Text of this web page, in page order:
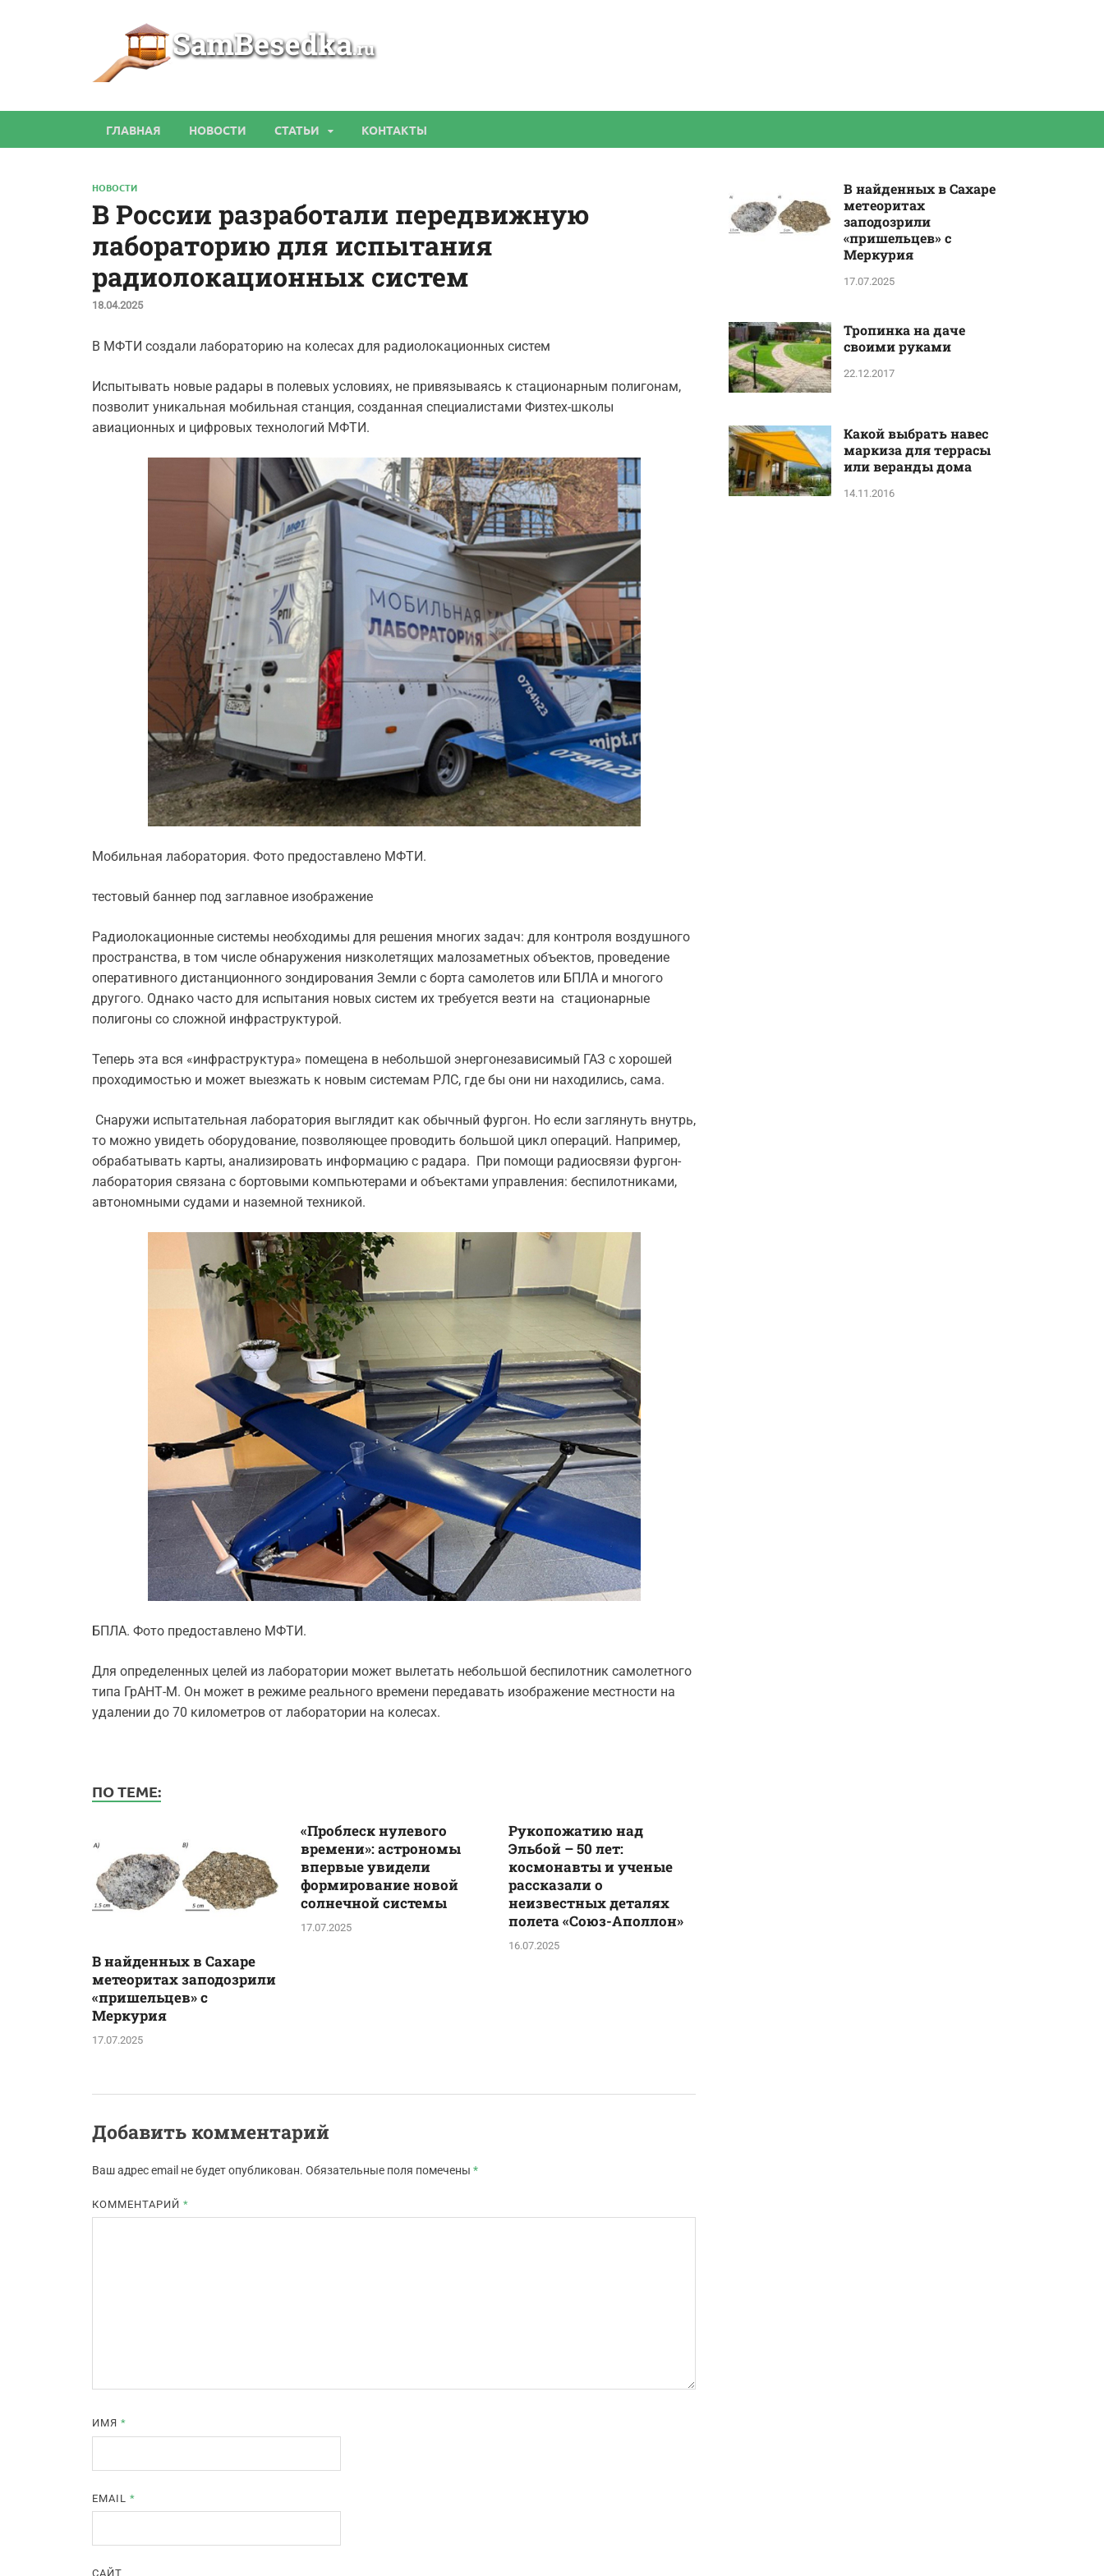
ГЛАВНАЯ НОВОСТИ СТАТЬИ КОНТАКТЫ
НОВОСТИ
В России разработали передвижную
лабораторию для испытания
радиолокационных систем
18.04.2025
В МФТИ создали лабораторию на колесах для радиолокационных систем
Испытывать новые радары в полевых условиях, не привязываясь к стационарным полигонам,
позволит уникальная мобильная станция, созданная специалистами Физтех-школы
авиационных и цифровых технологий МФТИ.
Мобильная лаборатория. Фото предоставлено МФТИ.
тестовый баннер под заглавное изображение
Радиолокационные системы необходимы для решения многих задач: для контроля воздушного
пространства, в том числе обнаружения низколетящих малозаметных объектов, проведение
оперативного дистанционного зондирования Земли с борта самолетов или БПЛА и многого
другого. Однако часто для испытания новых систем их требуется везти на стационарные
полигоны со сложной инфраструктурой.
Теперь эта вся «инфраструктура» помещена в небольшой энергонезависимый ГАЗ с хорошей
проходимостью и может выезжать к новым системам РЛС, где бы они ни находились, сама.
Снаружи испытательная лаборатория выглядит как обычный фургон. Но если заглянуть внутрь,
то можно увидеть оборудование, позволяющее проводить большой цикл операций. Например,
обрабатывать карты, анализировать информацию с радара. При помощи радиосвязи фургон-
лаборатория связана с бортовыми компьютерами и объектами управления: беспилотниками,
автономными судами и наземной техникой.
БПЛА. Фото предоставлено МФТИ.
Для определенных целей из лаборатории может вылетать небольшой беспилотник самолетного
типа ГрАНТ-М. Он может в режиме реального времени передавать изображение местности на
удалении до 70 километров от лаборатории на колесах.
ПО ТЕМЕ:
В найденных в Сахаре
метеоритах заподозрили
«пришельцев» с
Меркурия
17.07.2025
«Проблеск нулевого
времени»: астрономы
впервые увидели
формирование новой
солнечной системы
17.07.2025
Рукопожатию над
Эльбой – 50 лет:
космонавты и ученые
рассказали о
неизвестных деталях
полета «Союз-Аполлон»
16.07.2025
Добавить комментарий
Ваш адрес email не будет опубликован. Обязательные поля помечены *
КОММЕНТАРИЙ*
ИМЯ*
EMAIL*
САЙТ
В найденных в Сахаре
метеоритах
заподозрили
«пришельцев» с
Меркурия
17.07.2025
Тропинка на даче
своими руками
22.12.2017
Какой выбрать навес
маркиза для террасы
или веранды дома
14.11.2016